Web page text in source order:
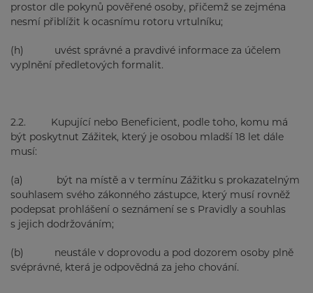
prostor dle pokynů pověřené osoby, přičemž se zejména
nesmí přiblížit k ocasnímu rotoru vrtulníku;
(h) uvést správné a pravdivé informace za účelem
vyplnění předletových formalit.
2.2. Kupující nebo Beneficient, podle toho, komu má
být poskytnut Zážitek, který je osobou mladší 18 let dále
musí:
(a) být na místě a v termínu Zážitku s prokazatelným
souhlasem svého zákonného zástupce, který musí rovněž
podepsat prohlášení o seznámení se s Pravidly a souhlas
s jejich dodržováním;
(b) neustále v doprovodu a pod dozorem osoby plně
svéprávné, která je odpovědná za jeho chování.